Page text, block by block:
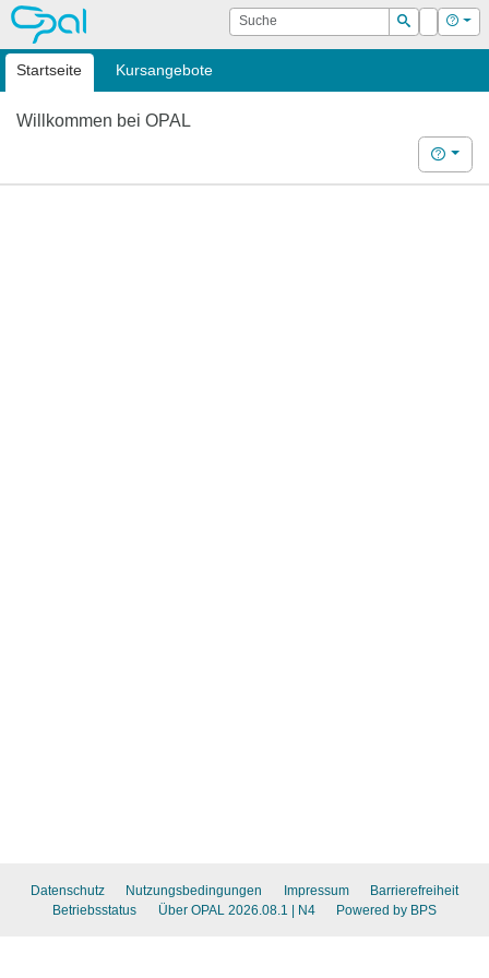
OPAL Suche
Suchen
Login Hilfe
Startseite Kursangebote
Willkommen bei OPAL
Hilfe
Datenschutz Nutzungsbedingungen Impressum
Barrierefreiheit
Betriebsstatus
Über OPAL 2026.08.1 | N4 Powered by BPS